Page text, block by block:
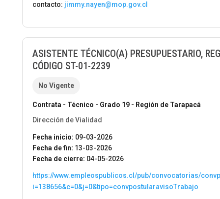
contacto: jimmy.nayen@mop.gov.cl
ASISTENTE TÉCNICO(A) PRESUPUESTARIO,
CÓDIGO ST-01-2239
No Vigente
Contrata - Técnico - Grado 19 - Región de Tarapacá
Dirección de Vialidad
Fecha inicio: 09-03-2026
Fecha de fin: 13-03-2026
Fecha de cierre: 04-05-2026
https://www.empleospublicos.cl/pub/convocatorias/
i=138656&c=0&j=0&tipo=convpostularavisoTrabajo